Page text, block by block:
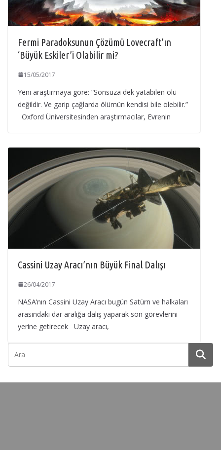
Fermi Paradoksunun Çözümü Lovecraft’ın
‘Büyük Eskiler’i Olabilir mi?
15/05/2017
Yeni araştırmaya göre: “Sonsuza dek yatabilen ölü
değildir. Ve garip çağlarda ölümün kendisi bile ölebilir.”
Oxford Üniversitesinden araştırmacılar, Evrenin
Cassini Uzay Aracı’nın Büyük Final Dalışı
26/04/2017
NASA’nın Cassini Uzay Aracı bugün Satürn ve halkaları
arasındaki dar aralığa dalış yaparak son görevlerini
yerine getirecek Uzay aracı,